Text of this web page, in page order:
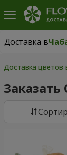
Доставка в
Доставка в
Доставка цветов